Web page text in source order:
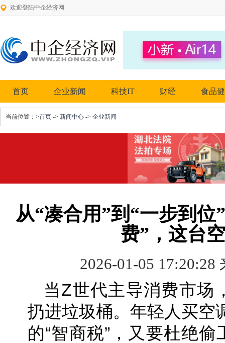
欢迎登陆中企经济网
首页 企业新闻 科技IT 财经 食品
当前位置： >首页 -> 新闻中心 -> 企业新闻
从“凑合用”到“一步到
费”，这台
2026-01-05 17:20:28
当Z世代主导消费市场
扔进垃圾桶。年轻人买空
的“智商税”，又要杜绝